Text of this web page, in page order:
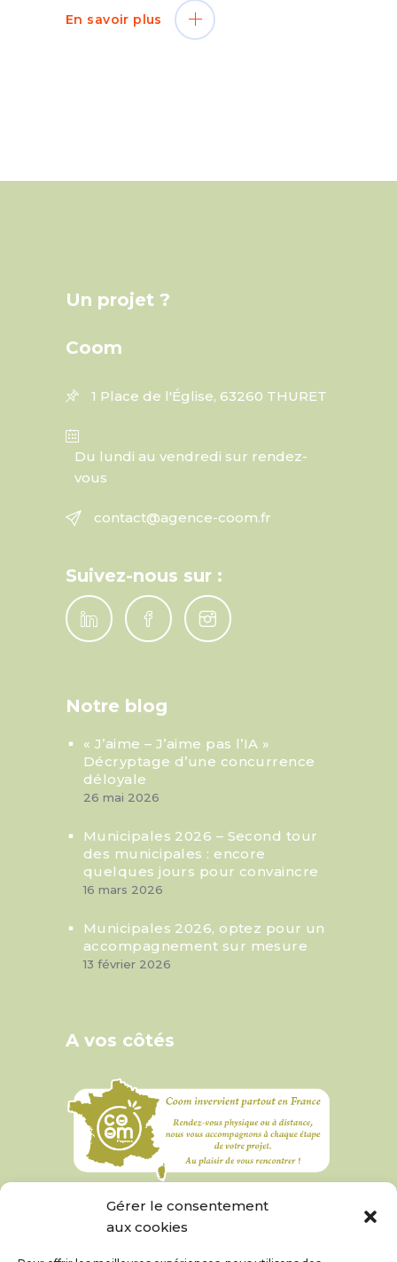
Gérer le consentement
aux cookies
En savoir plus
Un projet ?
Coom
1 Place de l'Église, 63260 THURET
Du lundi au vendredi sur rendez-
vous
contact@agence-coom.fr
Suivez-nous sur :
Notre blog
« J’aime – J’aime pas l’IA »
Décryptage d’une concurrence
déloyale
26 mai 2026
Municipales 2026 – Second tour
des municipales : encore
quelques jours pour convaincre
16 mars 2026
Municipales 2026, optez pour un
accompagnement sur mesure
13 février 2026
A vos côtés